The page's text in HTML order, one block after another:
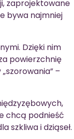
zaprojektowane
bywa najmniej
Dzięki nim
powierzchnię
–
chcą podnieść
szkliwa i dziąseł.